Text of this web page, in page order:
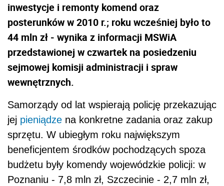
inwestycje i remonty komend oraz
posterunków w 2010 r.; roku wcześniej było to
44 mln zł - wynika z informacji MSWiA
przedstawionej w czwartek na posiedzeniu
sejmowej komisji administracji i spraw
wewnętrznych.
Samorządy od lat wspierają policję przekazując
jej pieniądze na konkretne zadania oraz zakup
sprzętu. W ubiegłym roku największym
beneficjentem środków pochodzących spoza
budżetu były komendy wojewódzkie policji: w
Poznaniu - 7,8 mln zł, Szczecinie - 2,7 mln zł,